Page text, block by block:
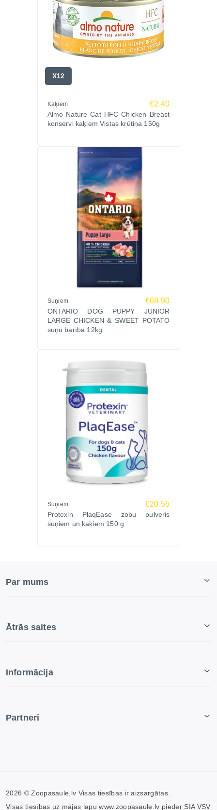
X12
Kaķiem €2.40
Almo Nature Cat HFC Chicken Breast
konservi kaķiem Vistas krūtiņa 150g
Suņiem €68.90
ONTARIO DOG PUPPY JUNIOR
LARGE CHICKEN & SWEET POTATO
suņu barība 12kg
Suņiem €20.55
Protexin PlaqEase zobu pulveris
suņiem un kaķiem 150 g
Par mums
Ātrās saites
Informācija
Partneri
2026 © Zoopasaule.lv Visas tiesības ir aizsargātas.
Visas tiesības uz mājas lapu www.zoopasaule.lv pieder SIA VSV